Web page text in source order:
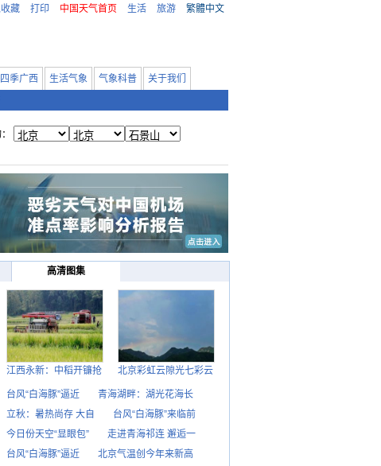
藏 打印 中国天气首页 生活 旅游 繁體中文
四季广西 生活气象 气象科普
关于我们
高清图集
江西永新：中稻开镰抢 北京彩虹云隙光七彩云
台风“白海豚”逼近
青海湖畔：湖光花海长
立秋：暑热尚存 大自
台风“白海豚”来临前
今日份天空“显眼包”
走进青海祁连 邂逅一
台风“白海豚”逼近
北京气温创今年来新高